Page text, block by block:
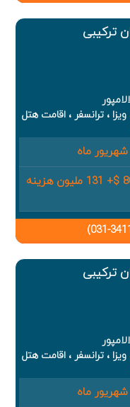
ترکیبی
، ترانسفر ، اقامت هتل
شهریور ماه
800 $+ 131 ملیون هزینه
ترکیبی
، ترانسفر ، اقامت هتل
شهریور ماه